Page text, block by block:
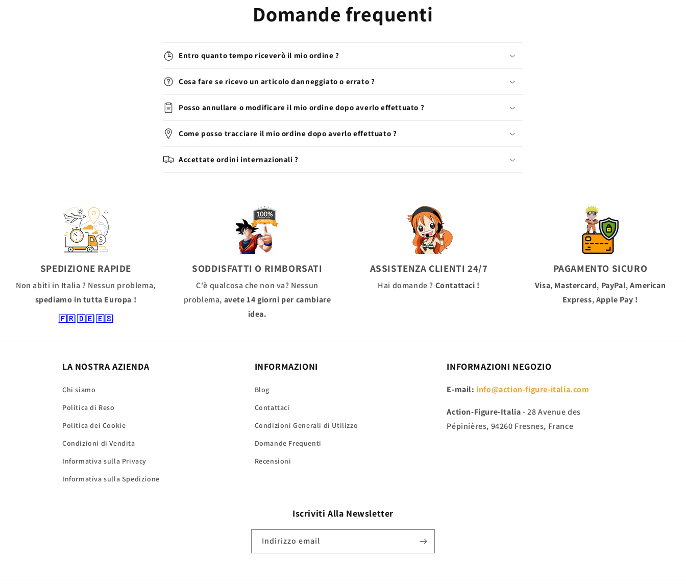
Domande frequenti
Entro quanto tempo riceverò il mio ordine ?
Cosa fare se ricevo un articolo danneggiato o errato ?
Posso annullare o modificare il mio ordine dopo averlo effettuato ?
Come posso tracciare il mio ordine dopo averlo effettuato ?
Accettate ordini internazionali ?
SPEDIZIONE RAPIDE
Non abiti in Italia ? Nessun problema,
spediamo in tutta Europa !
🇫🇷🇩🇪🇪🇸
SODDISFATTI O RIMBORSATI
C'è qualcosa che non va? Nessun
problema, avete 14 giorni per cambiare
idea.
ASSISTENZA CLIENTI 24/7
Hai domande ? Contattaci !
PAGAMENTO SICURO
Visa, Mastercard, PayPal,American
Express,Apple Pay !
LA NOSTRA AZIENDA
Chi siamo
Politica di Reso
Politica dei Cookie
Condizioni di Vendita
Informativa sulla Privacy
Informativa sulla Spedizione
INFORMAZIONI
Blog
Contattaci
Condizioni Generali di Utilizzo
Domande Frequenti
Recensioni
INFORMAZIONI NEGOZIO
E-mail: info@action-figure-italia.com
Action-Figure-Italia- 28 Avenue des
Pépinières, 94260 Fresnes, France
Iscriviti Alla Newsletter
Indirizzo email